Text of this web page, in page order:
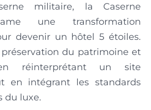
militaire, la Caserne
une transformation
devenir un hôtel 5 étoiles.
du patrimoine et
réinterprétant un site
en intégrant les standards
du luxe.